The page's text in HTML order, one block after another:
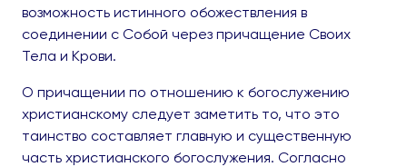
возможность истинного обожествления в
соединении с Собой через причащение Своих
Тела и Крови.
О причащении по отношению к богослужению
христианскому следует заметить то, что это
таинство составляет главную и существенную
часть христианского богослужения. Согласно